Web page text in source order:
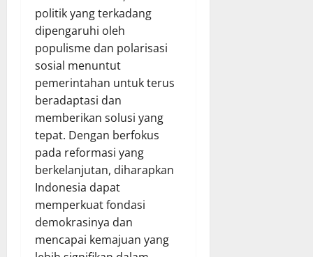
politik yang terkadang
dipengaruhi oleh
populisme dan polarisasi
sosial menuntut
pemerintahan untuk terus
beradaptasi dan
memberikan solusi yang
tepat. Dengan berfokus
pada reformasi yang
berkelanjutan, diharapkan
Indonesia dapat
memperkuat fondasi
demokrasinya dan
mencapai kemajuan yang